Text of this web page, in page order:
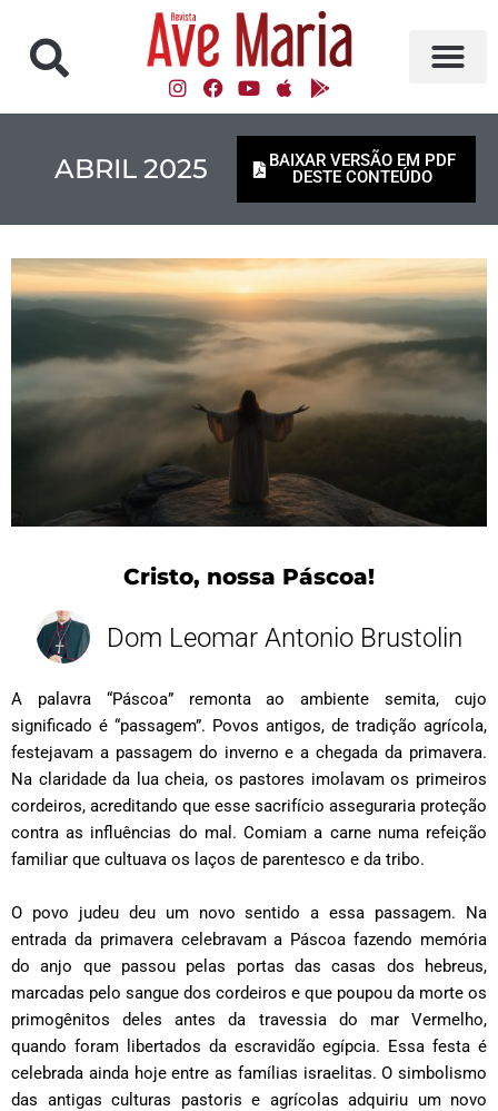
ABRIL 2025
BAIXAR VERSÃO EM PDF
DESTE CONTEÚDO
Cristo, nossa Páscoa!
Dom Leomar Antonio Brustolin
A palavra “Páscoa” remonta ao ambiente semita, cujo
significado é “passagem”. Povos antigos, de tradição agrícola,
festejavam a passagem do inverno e a chegada da primavera.
Na claridade da lua cheia, os pastores imolavam os primeiros
cordeiros, acreditando que esse sacrifício asseguraria proteção
contra as influências do mal. Comiam a carne numa refeição
familiar que cultuava os laços de parentesco e da tribo.
O povo judeu deu um novo sentido a essa passagem. Na
entrada da primavera celebravam a Páscoa fazendo memória
do anjo que passou pelas portas das casas dos hebreus,
marcadas pelo sangue dos cordeiros e que poupou da morte os
primogênitos deles antes da travessia do mar Vermelho,
quando foram libertados da escravidão egípcia. Essa festa é
celebrada ainda hoje entre as famílias israelitas. O simbolismo
das antigas culturas pastoris e agrícolas adquiriu um novo